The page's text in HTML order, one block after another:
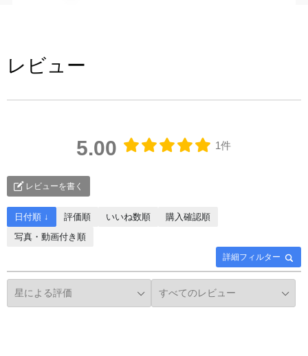
レビュー
5.00 1件
レビューを書く
詳細フィルター
日付順 ↓ 評価順 いいね数順
購入確認順
写真・動画付き順